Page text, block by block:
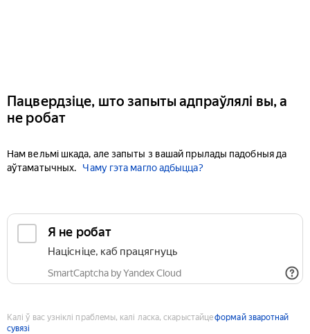
Пацвердзіце, што запыты адпраўлялі вы, а
не робат
Нам вельмі шкада, але запыты з вашай прылады падобныя да
аўтаматычных.
Чаму гэта магло адбыцца?
Я не робат
Націсніце, каб працягнуць
SmartCaptcha by Yandex Cloud
Калі ў вас узніклі праблемы, калі ласка, скарыстайцеформай зваротнай
сувязі